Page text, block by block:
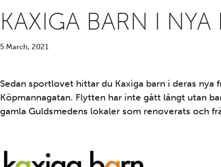
KAXIGA BARN I NYA
5 March, 2021
Sedan sportlovet hittar du Kaxiga barn i deras nya
Köpmannagatan. Flytten har inte gått långt utan
gamla Guldsmedens lokaler som renoverats och